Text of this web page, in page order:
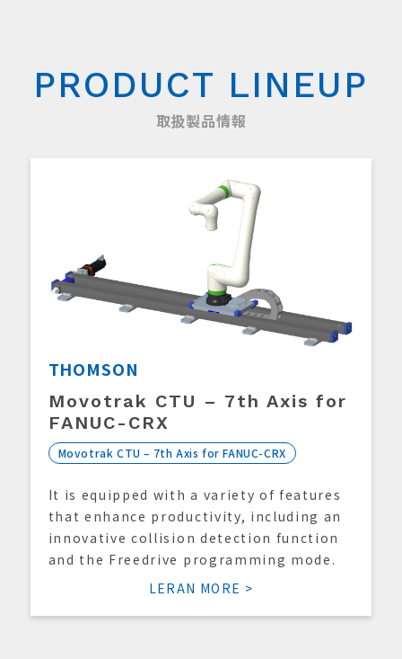
PRODUCT LINEUP
取扱製品情報
THOMSON
Movotrak CTU – 7th Axis for
FANUC-CRX
Movotrak CTU – 7th Axis for FANUC-CRX
It is equipped with a variety of features
that enhance productivity, including an
innovative collision detection function
and the Freedrive programming mode.
LERAN MORE >